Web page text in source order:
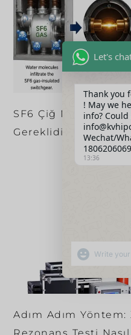
SF6 Çiğ Noktası
Gereklidir?
Adım Adım Yöntem:
Let's
Thank you
! May we
info?
Wechat/
13:36
SHOW EMOJIS